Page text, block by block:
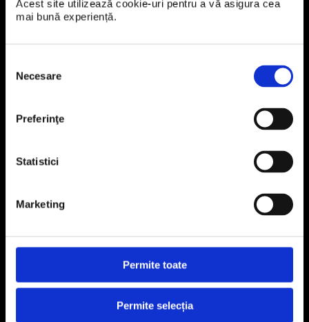
Acest site utilizează cookie-uri pentru a vă asigura cea
mai bună experiență.
consimțământului
Necesare
Preferinţe
Statistici
Marketing
Permite toate
Permite selecția